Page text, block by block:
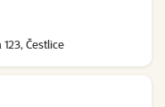
Čestlice